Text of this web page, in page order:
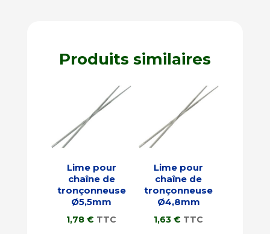
Produits similaires
Lime pour
chaîne de
tronçonneuse
Ø5,5mm
1,78€ TTC
Lime pour
chaîne de
tronçonneuse
Ø4,8mm
1,63€ TTC